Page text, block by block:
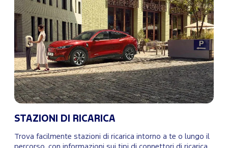
STAZIONI DI RICARICA
Trova facilmente stazioni di ricarica intorno a te o lungo il
percorso, con informazioni sui tipi di connettori di ricarica